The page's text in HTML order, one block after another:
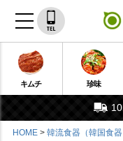
キムチ 珍味
HOME 韓流食器（韓国食器